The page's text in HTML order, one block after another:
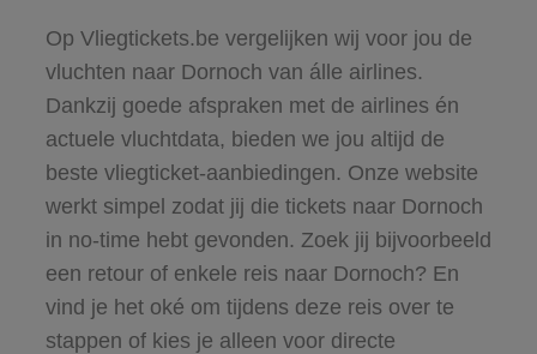
Op Vliegtickets.be vergelijken wij voor jou de
vluchten naar Dornoch van álle airlines.
Dankzij goede afspraken met de airlines én
actuele vluchtdata, bieden we jou altijd de
beste vliegticket-aanbiedingen. Onze website
werkt simpel zodat jij die tickets naar Dornoch
in no-time hebt gevonden. Zoek jij bijvoorbeeld
een retour of enkele reis naar Dornoch? En
vind je het oké om tijdens deze reis over te
stappen of kies je alleen voor directe